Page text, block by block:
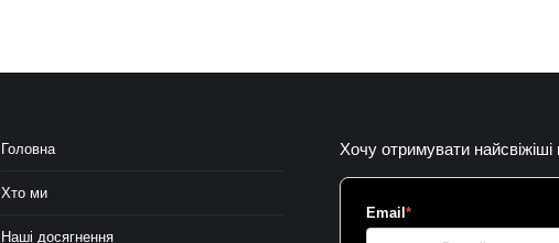
Головна
Хто ми
Наші досягнення
Хочу отримувати найсвіжіші
Email*